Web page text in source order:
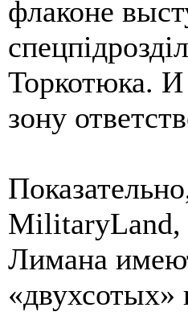
флаконе
Торкотюка.
зону
MilitaryLand,
Лимана
«двухсотых»